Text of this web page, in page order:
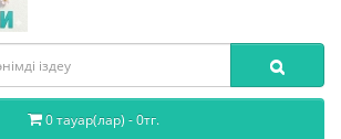
0 тауар(лар) - 0тг.